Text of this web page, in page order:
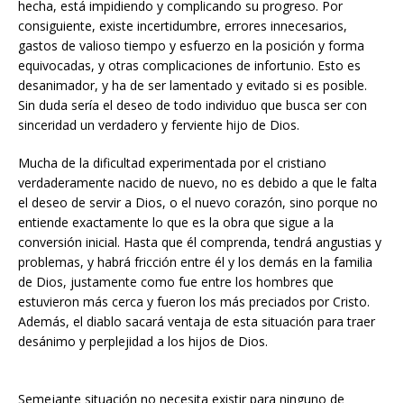
hecha, está impidiendo y complicando su progreso. Por
consiguiente, existe incertidumbre, errores innecesarios,
gastos de valioso tiempo y esfuerzo en la posición y forma
equivocadas, y otras complicaciones de infortunio. Esto es
desanimador, y ha de ser lamentado y evitado si es posible.
Sin duda sería el deseo de todo individuo que busca ser con
sinceridad un verdadero y ferviente hijo de Dios.
Mucha de la dificultad experimentada por el cristiano
verdaderamente nacido de nuevo, no es debido a que le falta
el deseo de servir a Dios, o el nuevo corazón, sino porque no
entiende exactamente lo que es la obra que sigue a la
conversión inicial. Hasta que él comprenda, tendrá angustias y
problemas, y habrá fricción entre él y los demás en la familia
de Dios, justamente como fue entre los hombres que
estuvieron más cerca y fueron los más preciados por Cristo.
Además, el diablo sacará ventaja de esta situación para traer
desánimo y perplejidad a los hijos de Dios.
Semejante situación no necesita existir para ninguno de